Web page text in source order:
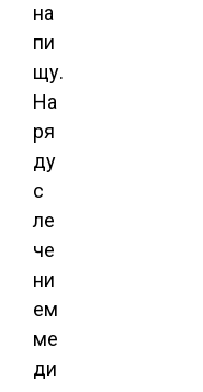
на
пи
щу.
На
ря
ду
с
ле
че
ни
ем
ме
ди